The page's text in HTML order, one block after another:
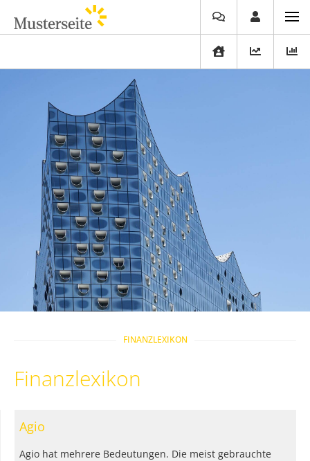
FINANZLEXIKON
Finanzlexikon
Agio
Agio hat mehrere Bedeutungen. Die meist gebrauchte